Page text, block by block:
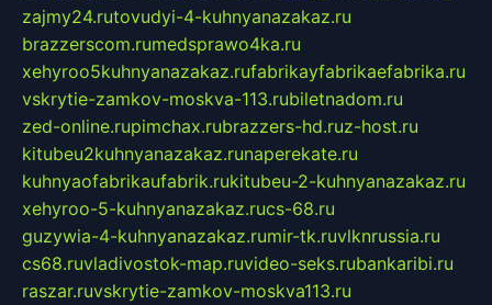
zajmy24.rutovudyi-4-kuhnyanazakaz.ru
brazzerscom.rumedsprawo4ka.ru
xehyroo5kuhnyanazakaz.rufabrikayfabrikaefabrika.ru
vskrytie-zamkov-moskva-113.rubiletnadom.ru
zed-online.rupimchax.rubrazzers-hd.ruz-host.ru
kitubeu2kuhnyanazakaz.runaperekate.ru
kuhnyaofabrikaufabrik.rukitubeu-2-kuhnyanazakaz.ru
xehyroo-5-kuhnyanazakaz.rucs-68.ru
guzywia-4-kuhnyanazakaz.rumir-tk.ruvlknrussia.ru
cs68.ruvladivostok-map.ruvideo-seks.rubankaribi.ru
raszar.ruvskrytie-zamkov-moskva113.ru